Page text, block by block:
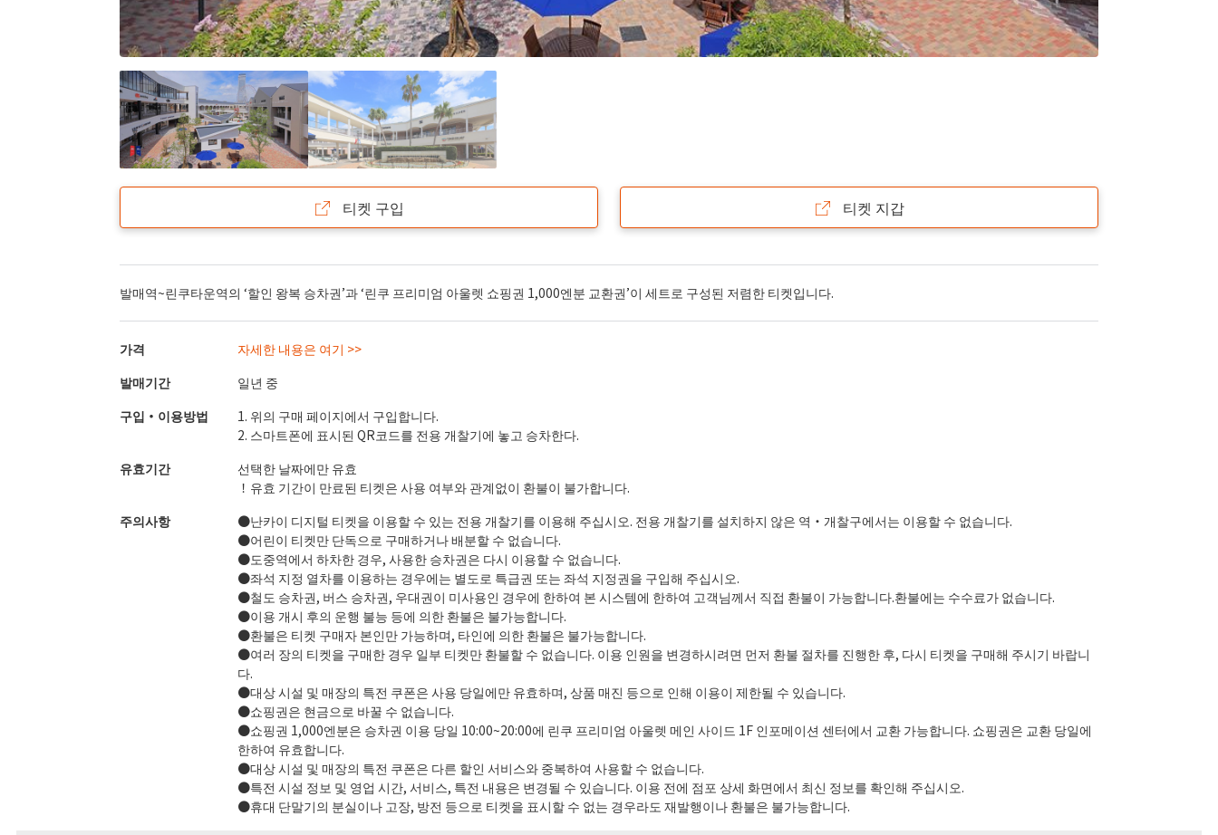
티켓 구입 티켓 지갑
발매역~린쿠타운역의 ‘할인 왕복 승차권’과 ‘린쿠 프리미엄 아울렛 쇼핑권 1,000엔분 교환권’이 세트로 구성된 저렴한 티켓입니다.
가격
자세한 내용은 여기 >>
발매기간
일년 중
구입・이용방법
1. 위의 구매 페이지에서 구입합니다.
2. 스마트폰에 표시된 QR코드를 전용 개찰기에 놓고 승차한다.
유효기간
선택한 날짜에만 유효
！유효 기간이 만료된 티켓은 사용 여부와 관계없이 환불이 불가합니다.
주의사항
●난카이 디지털 티켓을 이용할 수 있는 전용 개찰기를 이용해 주십시오. 전용 개찰기를 설치하지 않은 역・개찰구에서는 이용할 수 없습니다.
●어린이 티켓만 단독으로 구매하거나 배분할 수 없습니다.
●도중역에서 하차한 경우, 사용한 승차권은 다시 이용할 수 없습니다.
●좌석 지정 열차를 이용하는 경우에는 별도로 특급권 또는 좌석 지정권을 구입해 주십시오.
●철도 승차권, 버스 승차권, 우대권이 미사용인 경우에 한하여 본 시스템에 한하여 고객님께서 직접 환불이 가능합니다.환불에는 수수료가 없습니다.
●이용 개시 후의 운행 불능 등에 의한 환불은 불가능합니다.
●환불은 티켓 구매자 본인만 가능하며, 타인에 의한 환불은 불가능합니다.
●여러 장의 티켓을 구매한 경우 일부 티켓만 환불할 수 없습니다. 이용 인원을 변경하시려면 먼저 환불 절차를 진행한 후, 다시 티켓을 구매해 주시기 바랍니
다.
●대상 시설 및 매장의 특전 쿠폰은 사용 당일에만 유효하며, 상품 매진 등으로 인해 이용이 제한될 수 있습니다.
●쇼핑권은 현금으로 바꿀 수 없습니다.
●쇼핑권 1,000엔분은 승차권 이용 당일 10:00~20:00에 린쿠 프리미엄 아울렛 메인 사이드 1F 인포메이션 센터에서 교환 가능합니다. 쇼핑권은 교환 당일에
한하여 유효합니다.
●대상 시설 및 매장의 특전 쿠폰은 다른 할인 서비스와 중복하여 사용할 수 없습니다.
●특전 시설 정보 및 영업 시간, 서비스, 특전 내용은 변경될 수 있습니다. 이용 전에 점포 상세 화면에서 최신 정보를 확인해 주십시오.
●휴대 단말기의 분실이나 고장, 방전 등으로 티켓을 표시할 수 없는 경우라도 재발행이나 환불은 불가능합니다.